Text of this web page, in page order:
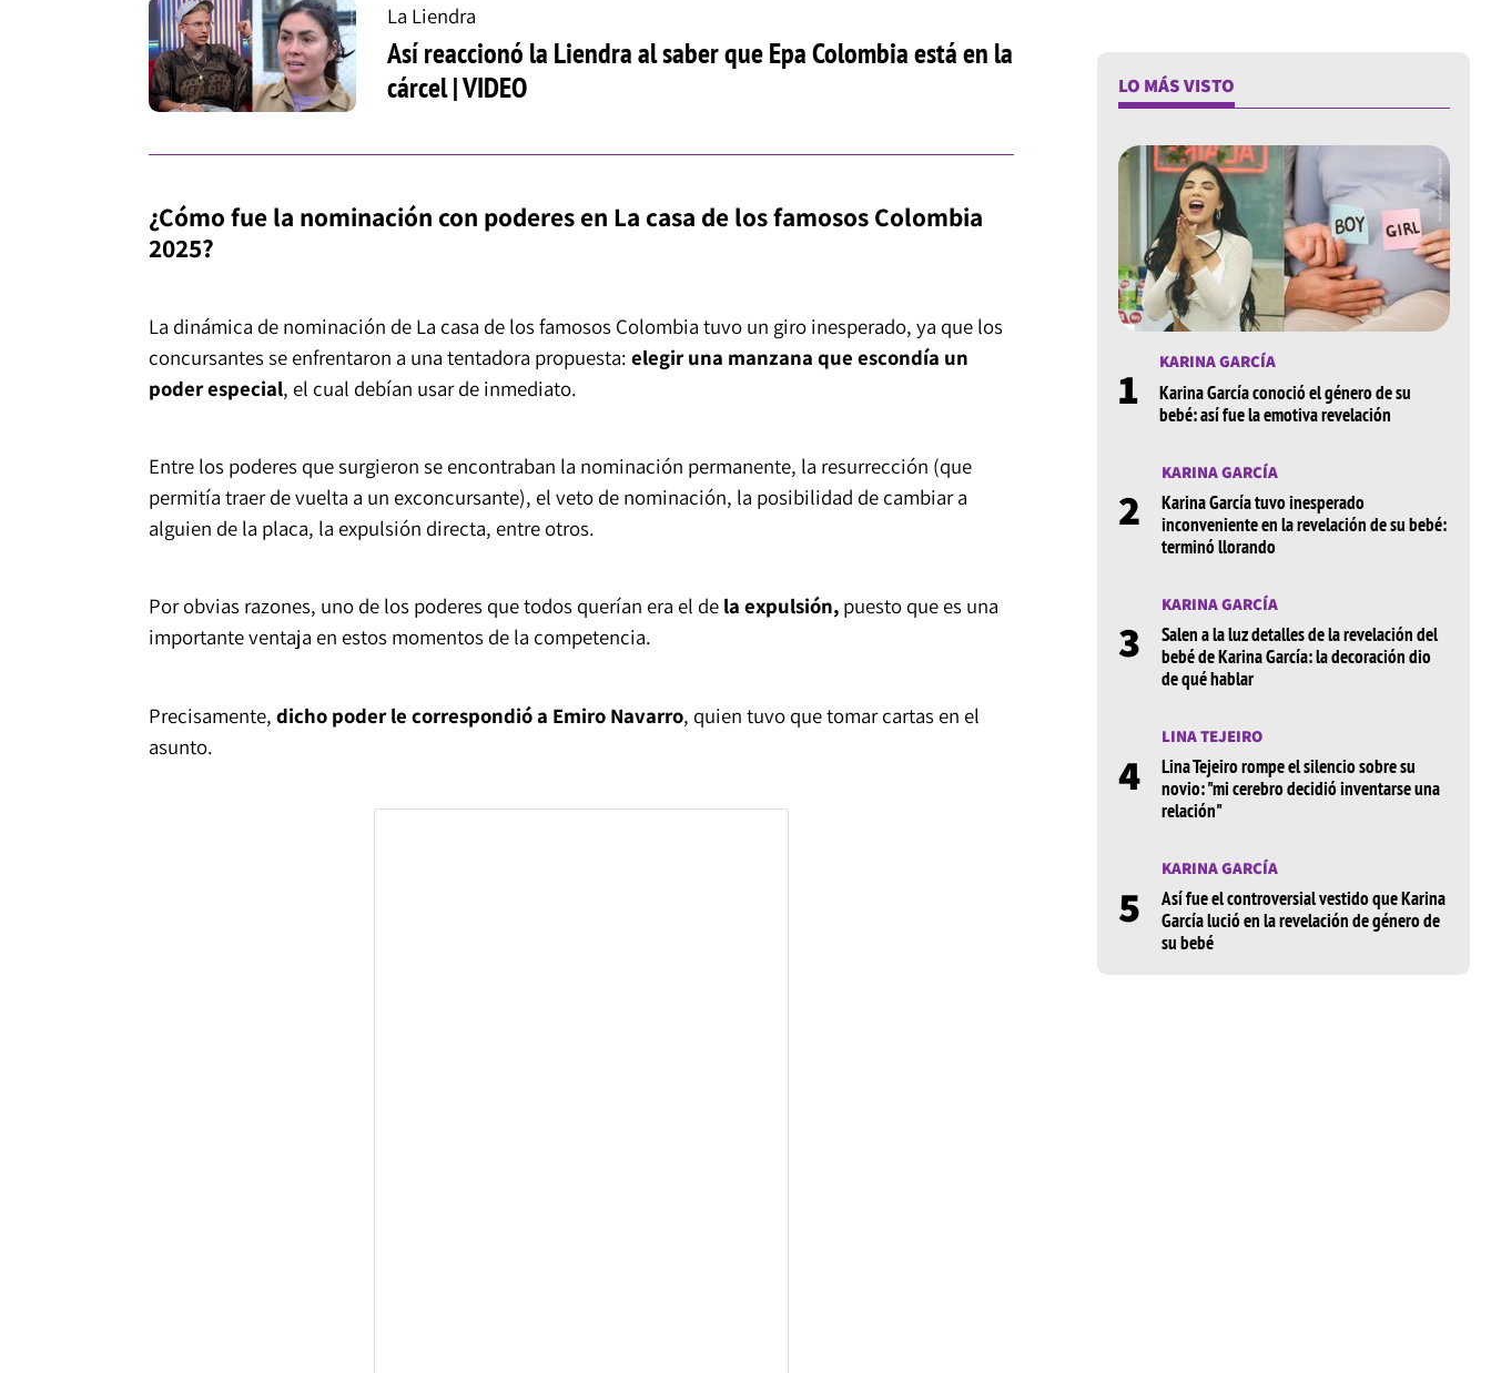
La Liendra
Así reaccionó la Liendra al saber que Epa Colombia está en la
cárcel | VIDEO
¿Cómo fue la nominación con poderes en La casa de los famosos Colombia
2025?
La dinámica de nominación de La casa de los famosos Colombia tuvo un giro inesperado, ya que los
concursantes se enfrentaron a una tentadora propuesta: elegir una manzana que escondía un
poder especial, el cual debían usar de inmediato.
Entre los poderes que surgieron se encontraban la nominación permanente, la resurrección (que
permitía traer de vuelta a un exconcursante), el veto de nominación, la posibilidad de cambiar a
alguien de la placa, la expulsión directa, entre otros.
Por obvias razones, uno de los poderes que todos querían era el de la expulsión,puesto que es una
importante ventaja en estos momentos de la competencia.
Precisamente, dicho poder le correspondió a Emiro Navarro, quien tuvo que tomar cartas en el
asunto.
LO MÁS VISTO
1
KARINA GARCÍA
Karina García conoció el género de su
bebé: así fue la emotiva revelación
2
KARINA GARCÍA
Karina García tuvo inesperado
inconveniente en la revelación de su bebé:
terminó llorando
3
KARINA GARCÍA
Salen a la luz detalles de la revelación del
bebé de Karina García: la decoración dio
de qué hablar
4
LINA TEJEIRO
Lina Tejeiro rompe el silencio sobre su
novio: "mi cerebro decidió inventarse una
relación"
5
KARINA GARCÍA
Así fue el controversial vestido que Karina
García lució en la revelación de género de
su bebé